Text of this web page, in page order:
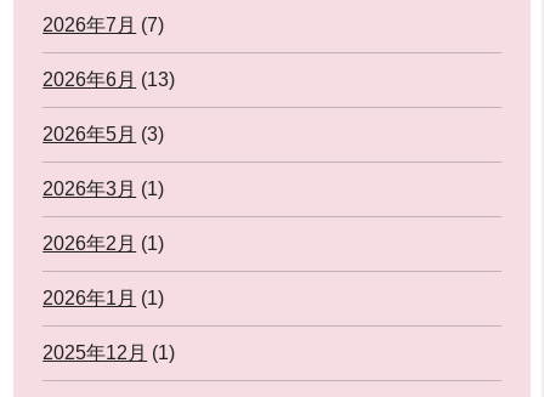
2026年7月 (7)
2026年6月 (13)
2026年5月 (3)
2026年3月 (1)
2026年2月 (1)
2026年1月 (1)
2025年12月 (1)